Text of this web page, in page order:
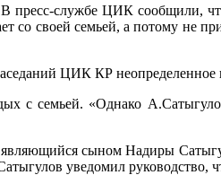
В пресс-службе ЦИК сообщили,
со своей семьей, а потому не
ЦИК КР
с семьей. «Однако
сыном Надиры
уведомил руководство,